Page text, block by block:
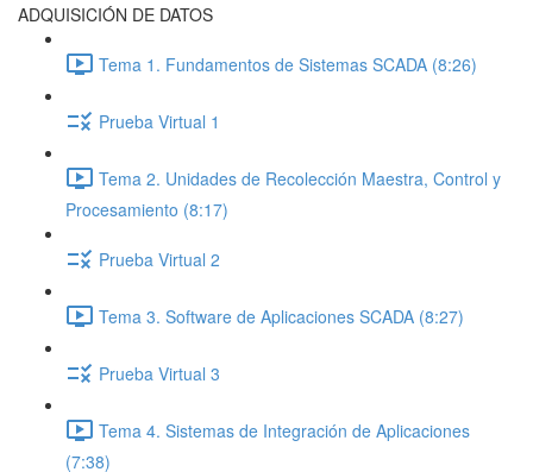
ADQUISICIÓN DE DATOS
Tema 1. Fundamentos de Sistemas SCADA (8:26)
Prueba Virtual 1
Tema 2. Unidades de Recolección Maestra, Control y
Procesamiento (8:17)
Prueba Virtual 2
Tema 3. Software de Aplicaciones SCADA (8:27)
Prueba Virtual 3
Tema 4. Sistemas de Integración de Aplicaciones
(7:38)